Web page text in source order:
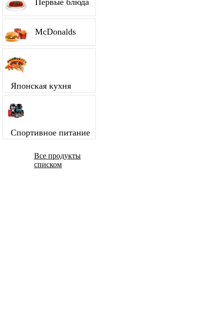
Первые блюда
McDonalds
Японская кухня
Спортивное питание
Все продукты
списком